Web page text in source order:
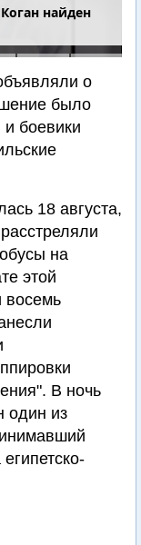
найден
о
было
и боевики
18 августа,
на
этой
восемь
В ночь
один из